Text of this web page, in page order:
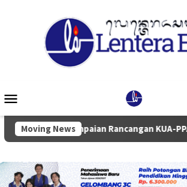
Mobile
Moving NewsRancangan KUA-PPAS TA 2027